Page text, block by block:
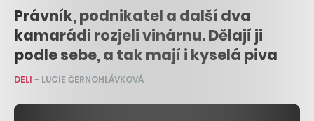
Právník, podnikatel a další dva
kamarádi rozjeli vinárnu. Dělají ji
podle sebe, a tak mají i kyselá piva
DELI – LUCIE ČERNOHLÁVKOVÁ